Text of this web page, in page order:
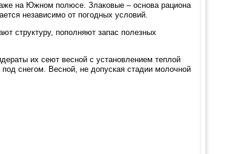
на Южном полюсе. Злаковые – основа рациона
независимо от погодных условий.
структуру, пополняют запас полезных
их сеют весной с установлением теплой
снегом. Весной, не допуская стадии молочной